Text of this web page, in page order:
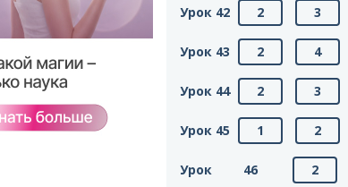
Урок 42 2 3
Урок 43 2 4
Урок 44 2 3
Урок 45 1 2
Урок 46 2